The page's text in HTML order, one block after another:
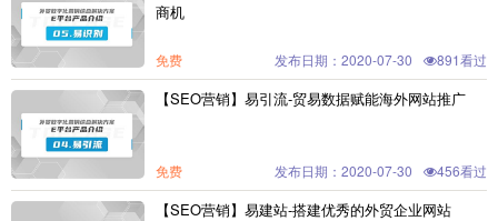
商机
免费 发布日期：2020-07-30 891看过
【SEO营销】易引流-贸易数据赋能海外网站推广
免费 发布日期：2020-07-30 456看过
【SEO营销】易建站-搭建优秀的外贸企业网站